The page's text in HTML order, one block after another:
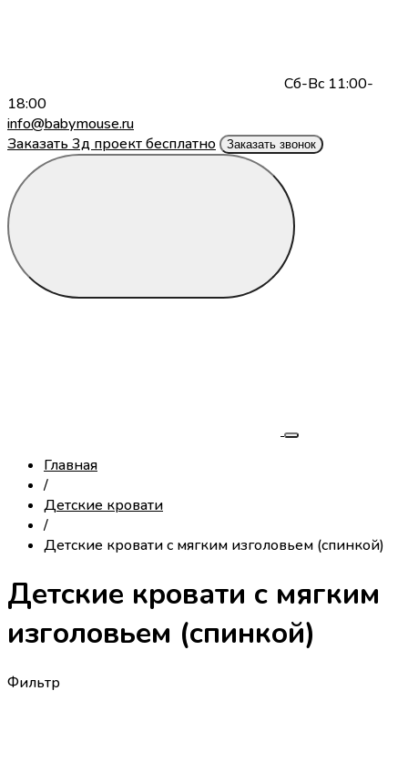
Сб-Вс 11:00-
18:00
info@babymouse.ru
Заказать 3д проект бесплатно
Заказать звонок
Главная
/
Детские кровати
/
Детские кровати с мягким изголовьем (спинкой)
Детские кровати с мягким
изголовьем (спинкой)
Фильтр